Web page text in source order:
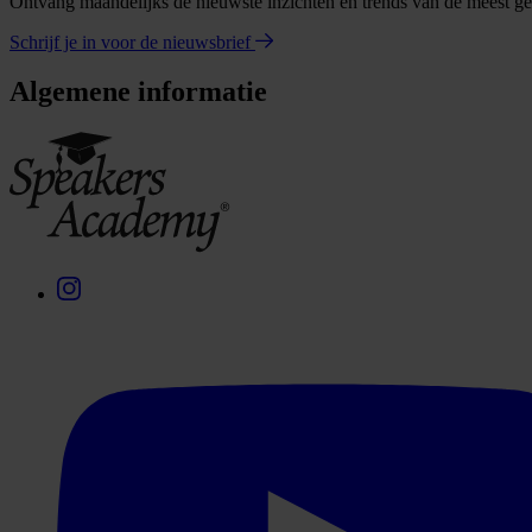
Schrijf je in voor de nieuwsbrief
Algemene informatie